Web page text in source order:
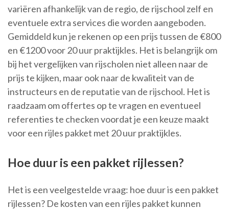
variëren afhankelijk van de regio, de rijschool zelf en
eventuele extra services die worden aangeboden.
Gemiddeld kun je rekenen op een prijs tussen de €800
en €1200 voor 20 uur praktijkles. Het is belangrijk om
bij het vergelijken van rijscholen niet alleen naar de
prijs te kijken, maar ook naar de kwaliteit van de
instructeurs en de reputatie van de rijschool. Het is
raadzaam om offertes op te vragen en eventueel
referenties te checken voordat je een keuze maakt
voor een rijles pakket met 20 uur praktijkles.
Hoe duur is een pakket rijlessen?
Het is een veelgestelde vraag: hoe duur is een pakket
rijlessen? De kosten van een rijles pakket kunnen